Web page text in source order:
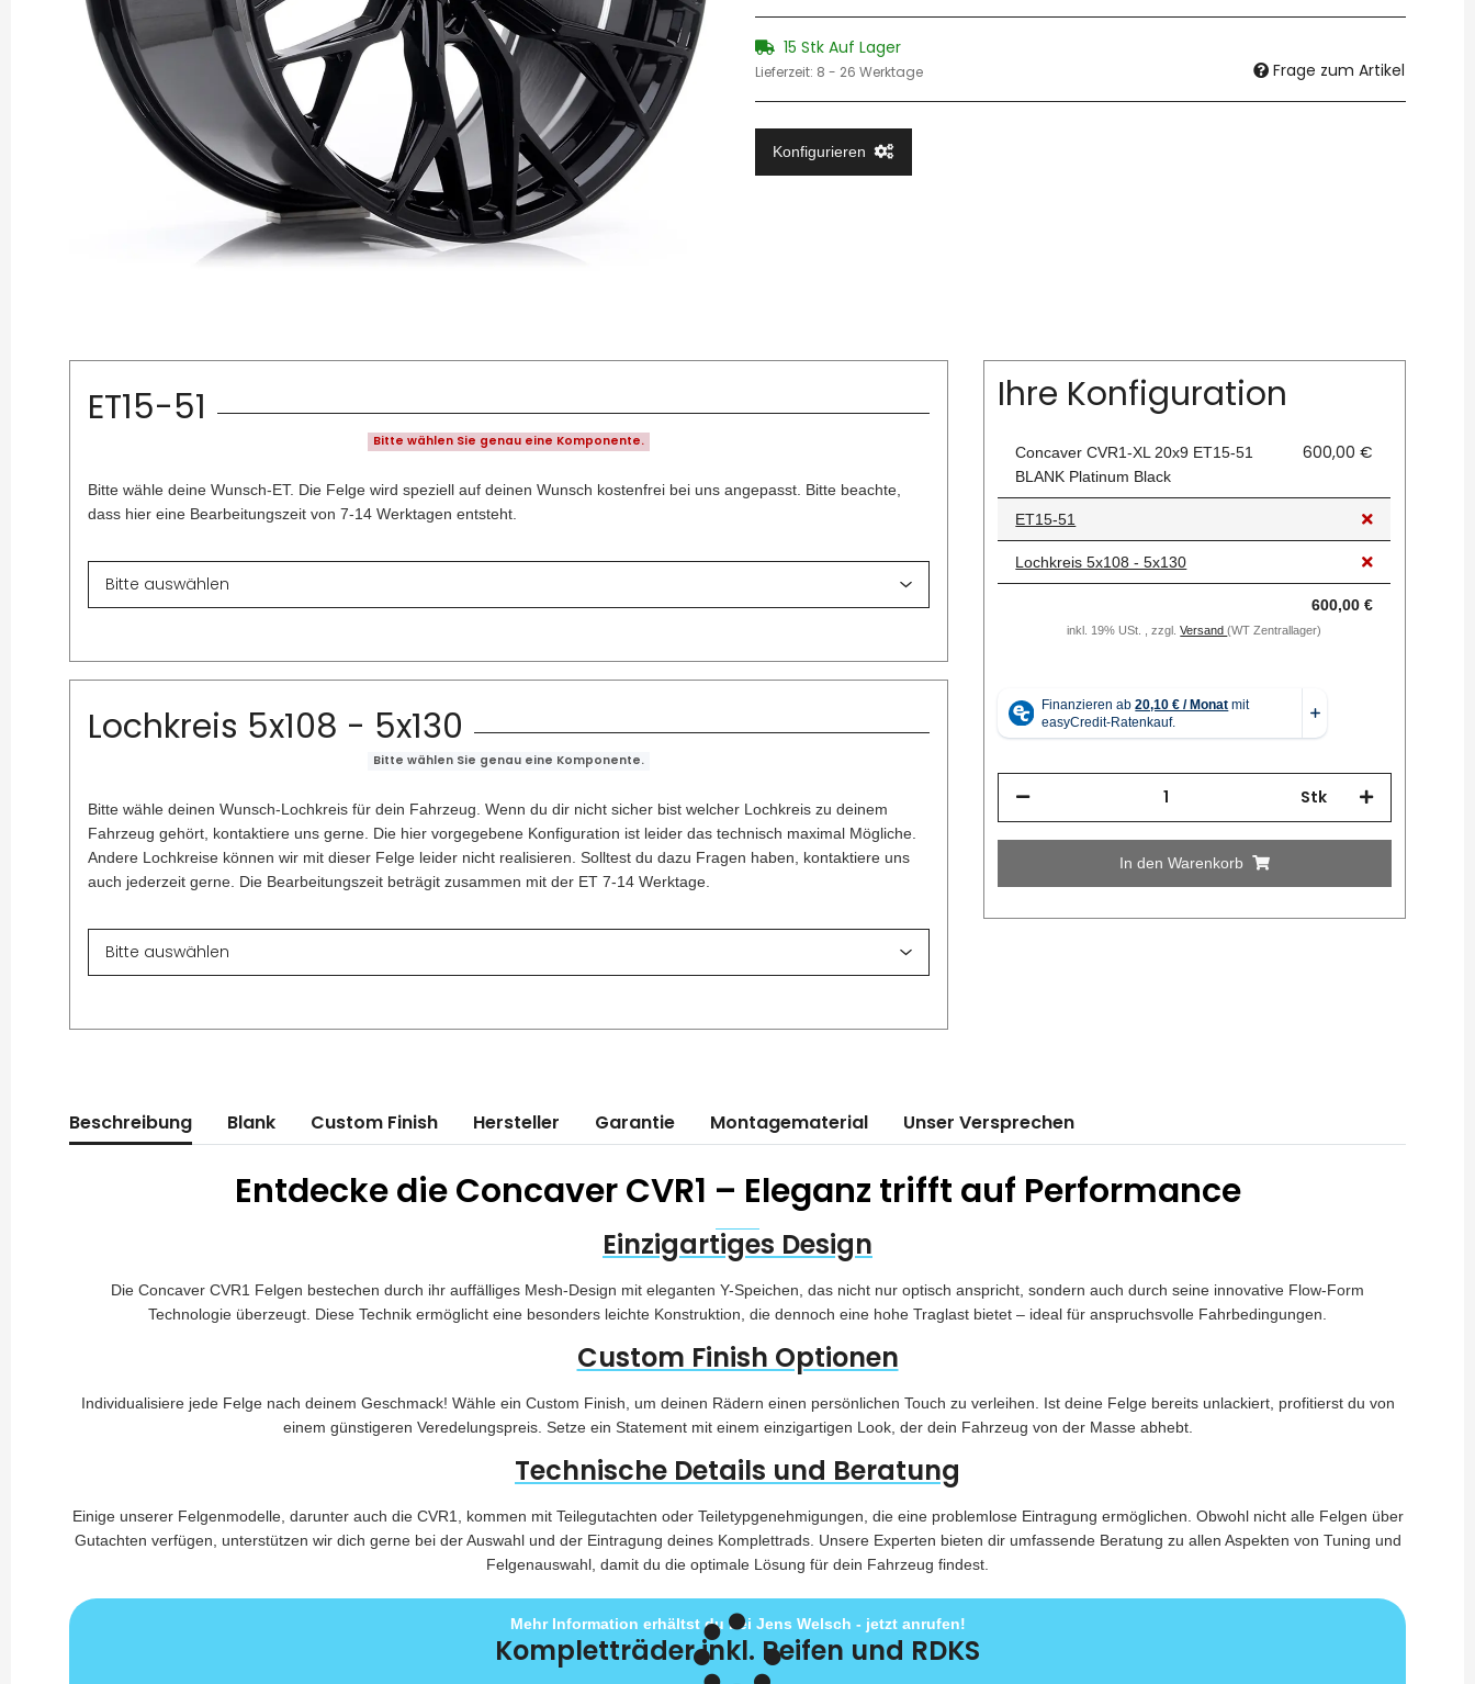
15 Stk Auf Lager
Lieferzeit: 8 - 26 Werktage Frage zum Artikel
Konfigurieren
ET15-51
Bitte wählen Sie genau eine Komponente.
Bitte wähle deine Wunsch-ET. Die Felge wird speziell auf deinen Wunsch kostenfrei bei uns angepasst. Bitte beachte,
dass hier eine Bearbeitungszeit von 7-14 Werktagen entsteht.
Lochkreis 5x108 - 5x130
Bitte wählen Sie genau eine Komponente.
Bitte wähle deinen Wunsch-Lochkreis für dein Fahrzeug. Wenn du dir nicht sicher bist welcher Lochkreis zu deinem
Fahrzeug gehört, kontaktiere uns gerne. Die hier vorgegebene Konfiguration ist leider das technisch maximal Mögliche.
Andere Lochkreise können wir mit dieser Felge leider nicht realisieren. Solltest du dazu Fragen haben, kontaktiere uns
auch jederzeit gerne. Die Bearbeitungszeit beträgit zusammen mit der ET 7-14 Werktage.
Ihre Konfiguration
Concaver CVR1-XL 20x9 ET15-51
BLANK Platinum Black
600,00 €
ET15-51
Lochkreis 5x108 - 5x130
600,00 €
inkl. 19% USt. , zzgl.Versand(WT Zentrallager)
Stk
In den Warenkorb
Beschreibung Blank Custom Finish Hersteller Garantie Montagematerial Unser Versprechen
Entdecke die Concaver CVR1 – Eleganz trifft auf Performance
Einzigartiges Design
Die Concaver CVR1 Felgen bestechen durch ihr auffälliges Mesh-Design mit eleganten Y-Speichen, das nicht nur optisch anspricht, sondern auch durch seine innovative Flow-Form
Technologie überzeugt. Diese Technik ermöglicht eine besonders leichte Konstruktion, die dennoch eine hohe Traglast bietet – ideal für anspruchsvolle Fahrbedingungen.
Custom Finish Optionen
Individualisiere jede Felge nach deinem Geschmack! Wähle ein Custom Finish, um deinen Rädern einen persönlichen Touch zu verleihen. Ist deine Felge bereits unlackiert, profitierst du von
einem günstigeren Veredelungspreis. Setze ein Statement mit einem einzigartigen Look, der dein Fahrzeug von der Masse abhebt.
Technische Details und Beratung
Einige unserer Felgenmodelle, darunter auch die CVR1, kommen mit Teilegutachten oder Teiletypgenehmigungen, die eine problemlose Eintragung ermöglichen. Obwohl nicht alle Felgen über
Gutachten verfügen, unterstützen wir dich gerne bei der Auswahl und der Eintragung deines Komplettrads. Unsere Experten bieten dir umfassende Beratung zu allen Aspekten von Tuning und
Felgenauswahl, damit du die optimale Lösung für dein Fahrzeug findest.
Mehr Information erhältst du bei Jens Welsch - jetzt anrufen!
Kompletträder inkl. Reifen und RDKS